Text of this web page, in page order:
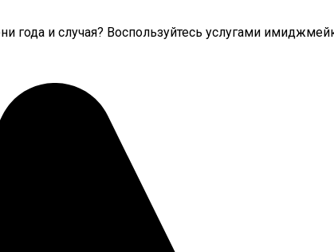
года и случая? Воспользуйтесь услугами